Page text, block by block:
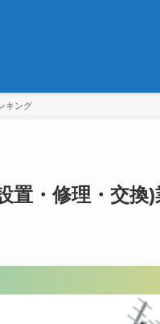
キング
置・修理・交換